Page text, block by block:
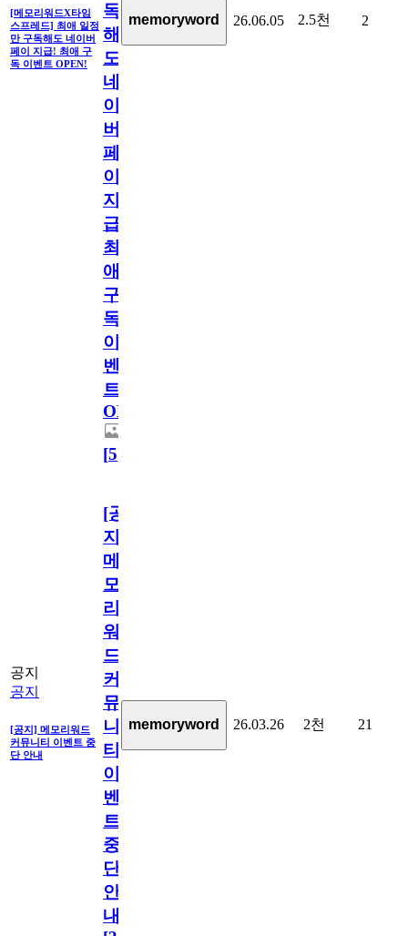
[메모리워드X타임
스프레드] 최애 일정
만 구독해도 네이버
페이 지급! 최애 구
독 이벤트 OPEN!
독
해
도
네
이
버
페
이
지
급!
최
애
구
독
이
벤
트
OPEN!
[5]
memoryword 26.06.05 2.5천 2
공지
공지
[공지] 메모리워드
커뮤니티 이벤트 중
단 안내
[공
지]
메
모
리
워
드
커
뮤
니
티
이
벤
트
중
단
안
내
memoryword 26.03.26 2천 21